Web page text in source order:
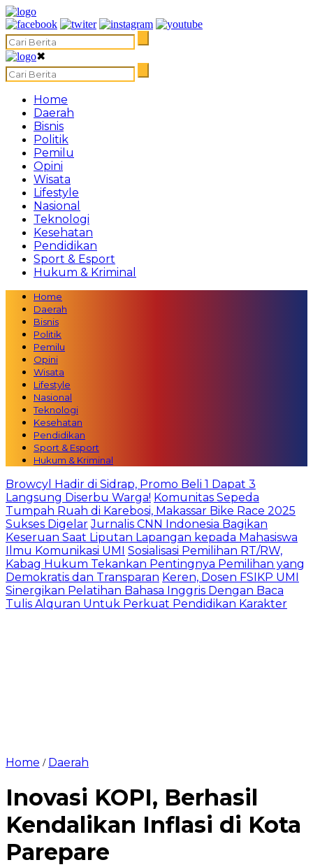
✖
Home
Daerah
Bisnis
Politik
Pemilu
Opini
Wisata
Lifestyle
Nasional
Teknologi
Kesehatan
Pendidikan
Sport & Esport
Hukum & Kriminal
Home
Daerah
Bisnis
Politik
Pemilu
Opini
Wisata
Lifestyle
Nasional
Teknologi
Kesehatan
Pendidikan
Sport & Esport
Hukum & Kriminal
Browcyl Hadir di Sidrap, Promo Beli 1 Dapat 3
Langsung Diserbu Warga! Komunitas Sepeda
Tumpah Ruah di Karebosi, Makassar Bike Race 2025
Sukses Digelar Jurnalis CNN Indonesia Bagikan
Keseruan Saat Liputan Lapangan kepada Mahasiswa
Ilmu Komunikasi UMI Sosialisasi Pemilihan RT/RW,
Kabag Hukum Tekankan Pentingnya Pemilihan yang
Demokratis dan Transparan Keren, Dosen FSIKP UMI
Sinergikan Pelatihan Bahasa Inggris Dengan Baca
Tulis Alquran Untuk Perkuat Pendidikan Karakter
Home / Daerah
Inovasi KOPI, Berhasil
Kendalikan Inflasi di Kota
Parepare